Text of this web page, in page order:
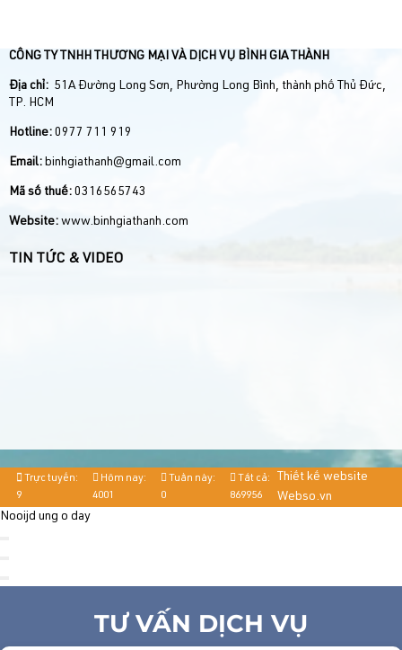
CÔNG TY TNHH THƯƠNG MẠI VÀ DỊCH VỤ BÌNH GIA THÀNH
Địa chỉ: 51A Đường Long Sơn, Phường Long Bình, thành phố Thủ Đức,
TP. HCM
Hotline: 0977 711 919
Email: binhgiathanh@gmail.com
Mã số thuế: 0316565743
Website: www.binhgiathanh.com
TIN TỨC & VIDEO
Trực tuyến:
9
Hôm nay:
4001
Tuần này:
0
Tất cả:
869956
Thiết kế website
Webso.vn
Nooijd ung o day
TƯ VẤN DỊCH VỤ